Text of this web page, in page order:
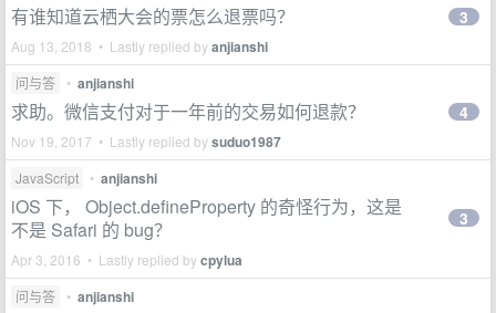
有谁知道云栖大会的票怎么退票吗？
Aug 13, 2018 • Lastly replied byanjianshi
3
问与答 • anjianshi
求助。微信支付对于一年前的交易如何退款？
Nov 19, 2017 • Lastly replied bysuduo1987
4
JavaScript • anjianshi
iOS 下， Object.defineProperty 的奇怪行为，这是
不是 Safari 的 bug？
Apr 3, 2016 • Lastly replied bycpylua
3
问与答 • anjianshi